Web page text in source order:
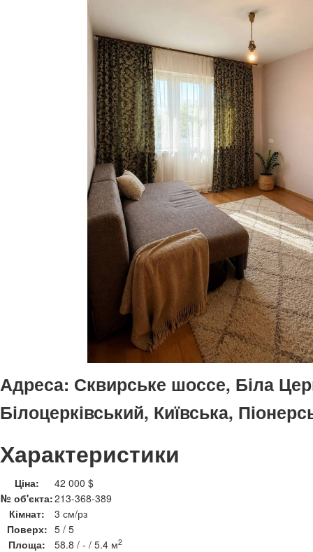
Адреса: Сквирське шоссе, Біла
Білоцерківський, Київська,
Характеристики
Ціна:
42 000 $
№ об'єкта:213-368-389
Кімнат:
3 см/рз
Поверх: 5 / 5
Площа:
58.8 / - / 5.4 м2